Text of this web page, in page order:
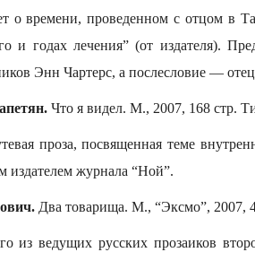
о времени, проведенном с отцом в
и годах лечения” (от издателя).
Энн Чартерс, а послесловие — отец
Что я видел. М., 2007, 168 стр.
проза, посвященная теме
издателем журнала “Ной”.
Два товарища. М., “Эксмо”, 2007,
из ведущих русских прозаиков